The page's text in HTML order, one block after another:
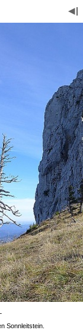
Sonnleitstein.